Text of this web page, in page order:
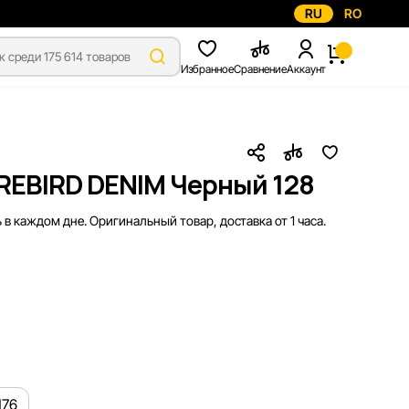
RU RO
ИзбранноеСравнениеАккаунт
DENIM Черный 128
каждом дне. Оригинальный товар, доставка от 1 часа.